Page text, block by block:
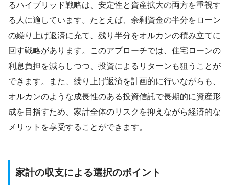
るハイブリッド戦略は、安定性と資産拡大の両方を重視す
る人に適しています。たとえば、余剰資金の半分をローン
の繰り上げ返済に充て、残り半分をオルカンの積み立てに
回す戦略があります。このアプローチでは、住宅ローンの
利息負担を減らしつつ、投資によるリターンも狙うことが
できます。また、繰り上げ返済を計画的に行いながらも、
オルカンのような成長性のある投資信託で長期的に資産形
成を目指すため、家計全体のリスクを抑えながら経済的な
メリットを享受することができます。
家計の収支による選択のポイント